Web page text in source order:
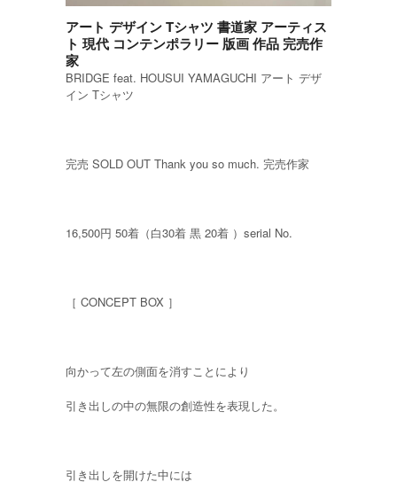
アート デザイン Tシャツ 書道家 アーティス
ト 現代 コンテンポラリー 版画 作品 完売作
家
BRIDGE feat. HOUSUI YAMAGUCHI アート デザ
イン Tシャツ
完売 SOLD OUT Thank you so much. 完売作家
16,500円 50着（白30着 黒 20着 ）serial No.
［ CONCEPT BOX ］
向かって左の側面を消すことにより
引き出しの中の無限の創造性を表現した。
引き出しを開けた中には